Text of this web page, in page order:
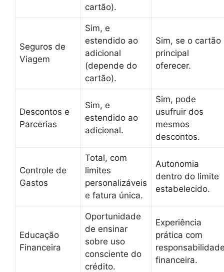
cartão).
Seguros de
Viagem
Sim, e
estendido ao
adicional
(depende do
cartão).
Sim, se o cartão
principal
oferecer.
Descontos e
Parcerias
Sim, e
estendido ao
adicional.
Sim, pode
usufruir dos
mesmos
descontos.
Controle de
Gastos
Total, com
limites
personalizáveis
e fatura única.
Autonomia
dentro do limite
estabelecido.
Educação
Financeira
Oportunidade
de ensinar
sobre uso
consciente do
crédito.
Experiência
prática com
financeira.